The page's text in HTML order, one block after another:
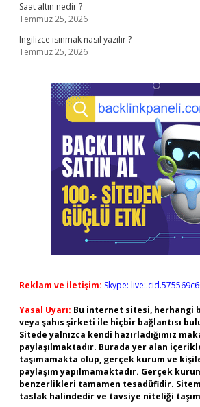
Saat altın nedir ?
Temmuz 25, 2026
Ingilizce ısınmak nasıl yazılır ?
Temmuz 25, 2026
Reklam ve İletişim: Skype:
Yasal Uyarı: Bu internet sitesi, herhangi
veya şahıs şirketi ile hiçbir bağlantısı
Sitede yalnızca kendi hazırladığımız
paylaşılmaktadır. Burada yer alan
taşımamakta olup, gerçek kurum ve
paylaşım yapılmamaktadır. Gerçek
benzerlikleri tamamen tesadüfidir.
taslak halindedir ve tavsiye niteliği